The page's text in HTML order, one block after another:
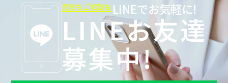
査定もご相談も LINEでお気軽に!
LINEお友達
募集中!